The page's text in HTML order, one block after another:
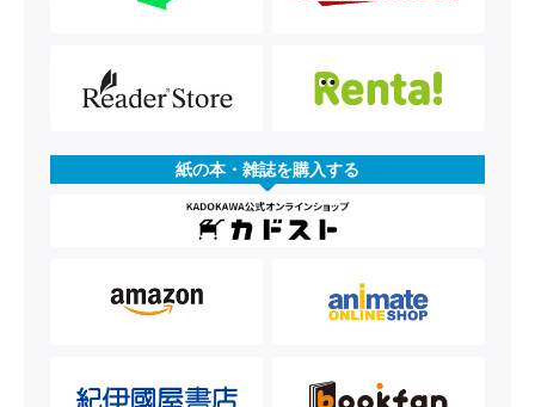
紙の本・雑誌を購入する